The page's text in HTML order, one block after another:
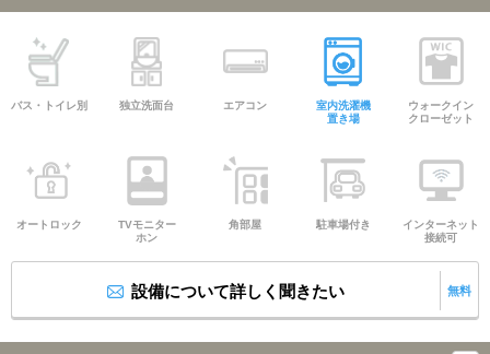
バス・トイレ別 独立洗面台 エアコン
室内洗濯機
置き場
ウォークイン
クローゼット
オートロック
TVモニター
ホン
角部屋 駐車場付き
インターネット
接続可
設備について詳しく聞きたい 無料